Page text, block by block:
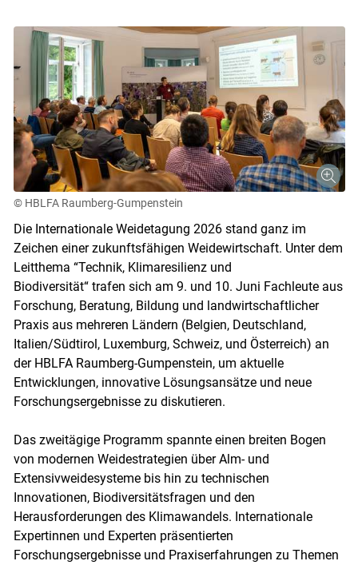
© HBLFA Raumberg-Gumpenstein
Die Internationale Weidetagung 2026 stand ganz im
Zeichen einer zukunftsfähigen Weidewirtschaft. Unter dem
Leitthema “Technik, Klimaresilienz und
Biodiversität“ trafen sich am 9. und 10. Juni Fachleute aus
Forschung, Beratung, Bildung und landwirtschaftlicher
Praxis aus mehreren Ländern (Belgien, Deutschland,
Italien/Südtirol, Luxemburg, Schweiz, und Österreich) an
der HBLFA Raumberg-Gumpenstein, um aktuelle
Entwicklungen, innovative Lösungsansätze und neue
Forschungsergebnisse zu diskutieren.
Das zweitägige Programm spannte einen breiten Bogen
von modernen Weidestrategien über Alm- und
Extensivweidesysteme bis hin zu technischen
Innovationen, Biodiversitätsfragen und den
Herausforderungen des Klimawandels. Internationale
Expertinnen und Experten präsentierten
Forschungsergebnisse und Praxiserfahrungen zu Themen